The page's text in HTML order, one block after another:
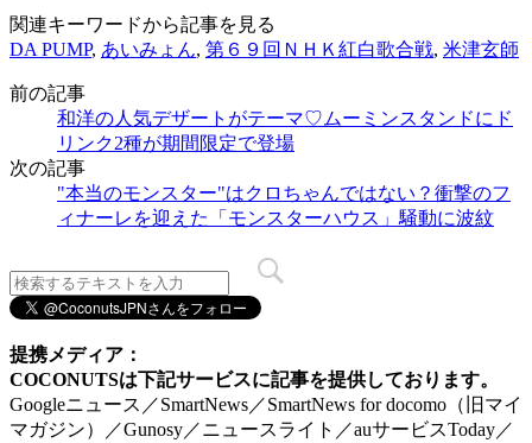
関連キーワードから記事を見る
DA PUMP, あいみょん, 第６９回ＮＨＫ紅白歌合戦, 米津玄師
前の記事
和洋の人気デザートがテーマ♡ムーミンスタンドにド
リンク2種が期間限定で登場
次の記事
"本当のモンスター"はクロちゃんではない？衝撃のフ
ィナーレを迎えた「モンスターハウス」騒動に波紋
提携メディア：
COCONUTSは下記サービスに記事を提供しております。
Googleニュース／SmartNews／SmartNews for docomo（旧マイ
マガジン）／Gunosy／ニュースライト／auサービスToday／